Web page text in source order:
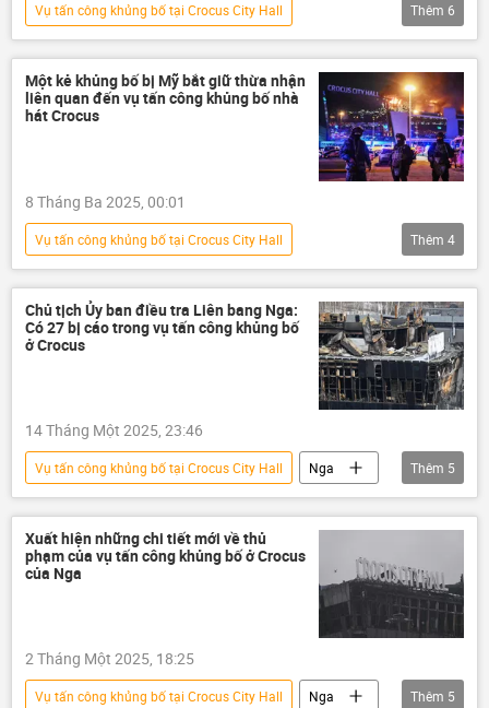
Vụ tấn công khủng bố tại Crocus City Hall
vụ khủng bố
Nga
Thế giới
khủng bố
Ủy ban Điều tra của Nga
điều tra
Thêm 6
Một kẻ khủng bố bị Mỹ bắt giữ thừa nhận
liên quan đến vụ tấn công khủng bố nhà
hát Crocus
8 Tháng Ba 2025, 00:01
Vụ tấn công khủng bố tại Crocus City Hall
Hoa Kỳ
vụ khủng bố
khủng bố
Nga
Thế giới
Thêm 4
Chủ tịch Ủy ban điều tra Liên bang Nga:
Có 27 bị cáo trong vụ tấn công khủng bố
ở Crocus
14 Tháng Một 2025, 23:46
Vụ tấn công khủng bố tại Crocus City Hall
Nga
Alexander Bastrykin
Ủy ban Điều tra của Nga
Thế giới
khủng bố
vụ khủng bố
Thêm 5
Xuất hiện những chi tiết mới về thủ
phạm của vụ tấn công khủng bố ở Crocus
của Nga
2 Tháng Một 2025, 18:25
Vụ tấn công khủng bố tại Crocus City Hall
Nga
Thêm 5